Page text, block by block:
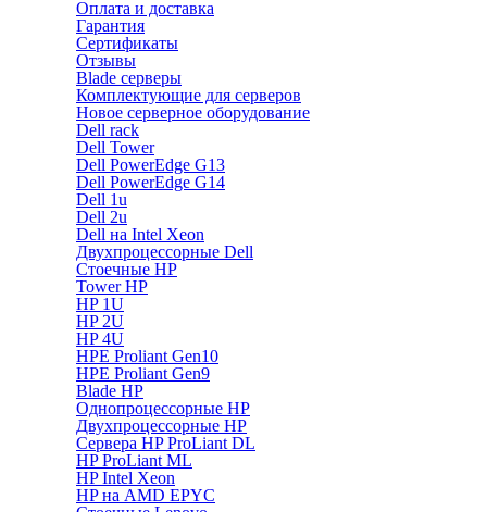
Оплата и доставка
Гарантия
Сертификаты
Отзывы
Blade серверы
Комплектующие для серверов
Новое серверное оборудование
Dell rack
Dell Tower
Dell PowerEdge G13
Dell PowerEdge G14
Dell 1u
Dell 2u
Dell на Intel Xeon
Двухпроцессорные Dell
Стоечные HP
Tower HP
HP 1U
HP 2U
HP 4U
HPE Proliant Gen10
HPE Proliant Gen9
Blade HP
Однопроцессорные HP
Двухпроцессорные HP
Сервера HP ProLiant DL
HP ProLiant ML
HP Intel Xeon
HP на AMD EPYC